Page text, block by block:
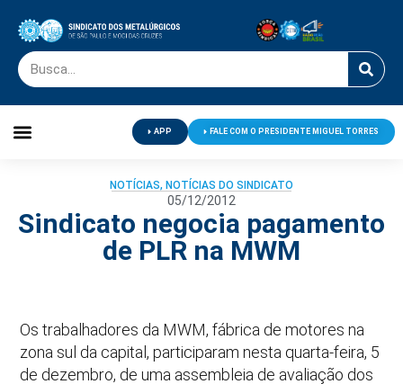
APP FALE COM O PRESIDENTE MIGUEL TORRES
NOTÍCIAS, NOTÍCIAS DO SINDICATO
05/12/2012
Sindicato negocia pagamento
de PLR na MWM
Os trabalhadores da MWM, fábrica de motores na
zona sul da capital, participaram nesta quarta-feira, 5
de dezembro, de uma assembleia de avaliação dos